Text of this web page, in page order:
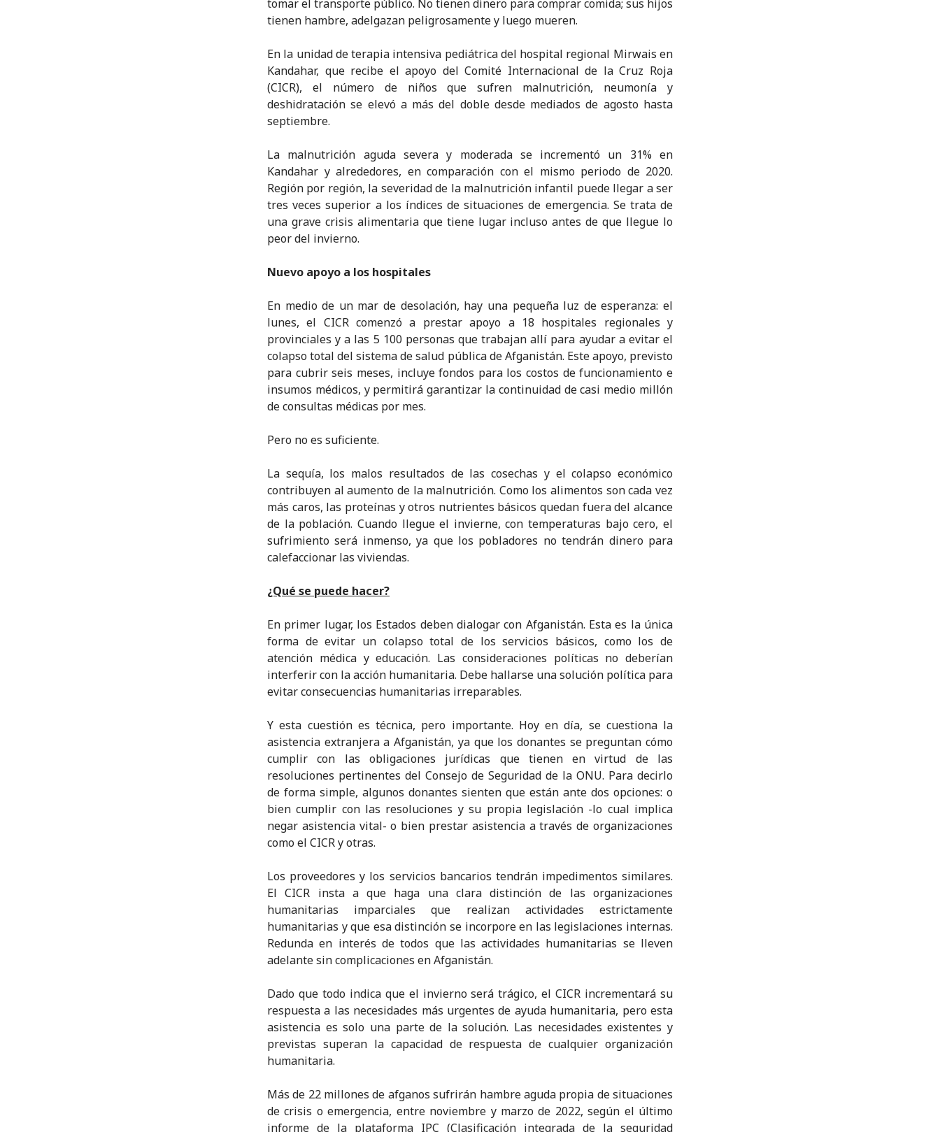
tomar el transporte público. No tienen dinero para comprar comida; sus hijos
tienen hambre, adelgazan peligrosamente y luego mueren.
En la unidad de terapia intensiva pediátrica del hospital regional Mirwais en
Kandahar, que recibe el apoyo del Comité Internacional de la Cruz Roja
(CICR), el número de niños que sufren malnutrición, neumonía y
deshidratación se elevó a más del doble desde mediados de agosto hasta
septiembre.
La malnutrición aguda severa y moderada se incrementó un 31% en
Kandahar y alrededores, en comparación con el mismo periodo de 2020.
Región por región, la severidad de la malnutrición infantil puede llegar a ser
tres veces superior a los índices de situaciones de emergencia. Se trata de
una grave crisis alimentaria que tiene lugar incluso antes de que llegue lo
peor del invierno.
Nuevo apoyo a los hospitales
En medio de un mar de desolación, hay una pequeña luz de esperanza: el
lunes, el CICR comenzó a prestar apoyo a 18 hospitales regionales y
provinciales y a las 5 100 personas que trabajan allí para ayudar a evitar el
colapso total del sistema de salud pública de Afganistán. Este apoyo, previsto
para cubrir seis meses, incluye fondos para los costos de funcionamiento e
insumos médicos, y permitirá garantizar la continuidad de casi medio millón
de consultas médicas por mes.
Pero no es suficiente.
La sequía, los malos resultados de las cosechas y el colapso económico
contribuyen al aumento de la malnutrición. Como los alimentos son cada vez
más caros, las proteínas y otros nutrientes básicos quedan fuera del alcance
de la población. Cuando llegue el invierne, con temperaturas bajo cero, el
sufrimiento será inmenso, ya que los pobladores no tendrán dinero para
calefaccionar las viviendas.
¿Qué se puede hacer?
En primer lugar, los Estados deben dialogar con Afganistán. Esta es la única
forma de evitar un colapso total de los servicios básicos, como los de
atención médica y educación. Las consideraciones políticas no deberían
interferir con la acción humanitaria. Debe hallarse una solución política para
evitar consecuencias humanitarias irreparables.
Y esta cuestión es técnica, pero importante. Hoy en día, se cuestiona la
asistencia extranjera a Afganistán, ya que los donantes se preguntan cómo
cumplir con las obligaciones jurídicas que tienen en virtud de las
resoluciones pertinentes del Consejo de Seguridad de la ONU. Para decirlo
de forma simple, algunos donantes sienten que están ante dos opciones: o
bien cumplir con las resoluciones y su propia legislación -lo cual implica
negar asistencia vital- o bien prestar asistencia a través de organizaciones
como el CICR y otras.
Los proveedores y los servicios bancarios tendrán impedimentos similares.
El CICR insta a que haga una clara distinción de las organizaciones
humanitarias imparciales que realizan actividades estrictamente
humanitarias y que esa distinción se incorpore en las legislaciones internas.
Redunda en interés de todos que las actividades humanitarias se lleven
adelante sin complicaciones en Afganistán.
Dado que todo indica que el invierno será trágico, el CICR incrementará su
respuesta a las necesidades más urgentes de ayuda humanitaria, pero esta
asistencia es solo una parte de la solución. Las necesidades existentes y
previstas superan la capacidad de respuesta de cualquier organización
humanitaria.
Más de 22 millones de afganos sufrirán hambre aguda propia de situaciones
de crisis o emergencia, entre noviembre y marzo de 2022, según el último
informe de la plataforma IPC (Clasificación integrada de la seguridad